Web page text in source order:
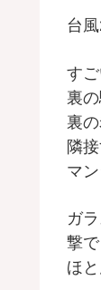
台
す
裏
裏
隣
マ
ガ
撃
ほ